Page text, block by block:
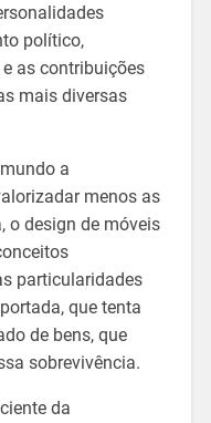
político,
as contribuições
mais diversas
a
menos as
o design de móveis
particularidades
que tenta
de bens, que
sobrevivência.
da